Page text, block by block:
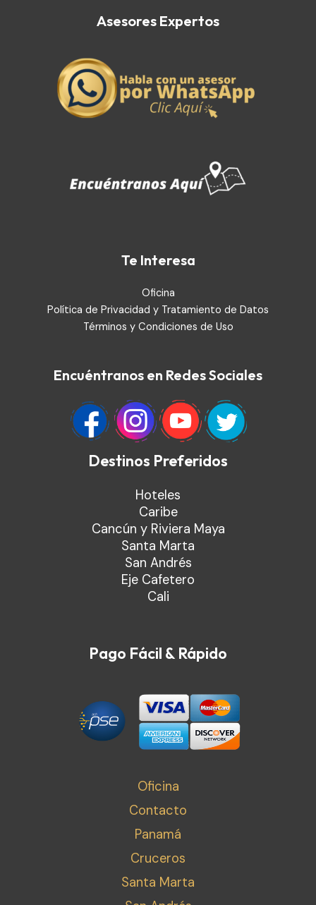
Asesores Expertos
Te Interesa
Oficina
Política de Privacidad y Tratamiento de Datos
Términos y Condiciones de Uso
Encuéntranos en Redes Sociales
Destinos Preferidos
Hoteles
Caribe
Cancún y Riviera Maya
Santa Marta
San Andrés
Eje Cafetero
Cali
Pago Fácil & Rápido
Oficina
Contacto
Panamá
Cruceros
Santa Marta